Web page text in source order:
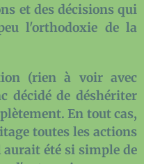
et des décisions qui
l'orthodoxie de la
(rien à voir avec
décidé de déshériter
En tout cas,
toutes les actions
été si simple de